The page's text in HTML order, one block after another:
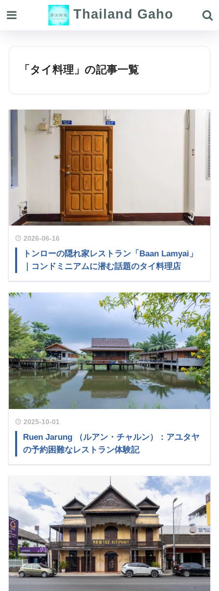
Thailand Gaho
「タイ料理」の記事一覧
2026-06-16
トンローの隠れ家レストラン「Baan Lamyai」
｜コンドミニアムに潜む話題のタイ料理店
2025-10-01
Ruen Jarung （ルアン・チャルン）：アユタヤ
の予約困難なレストラン体験記